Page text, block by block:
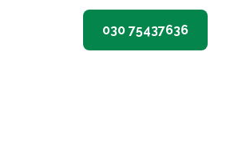
030 75437636